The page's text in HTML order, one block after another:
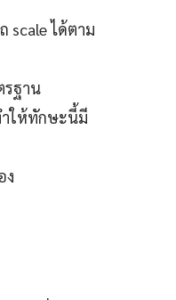
scale ได้ตาม
รฐาน
ำให้ทักษะนี้มี
ง